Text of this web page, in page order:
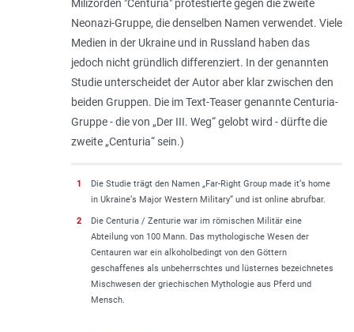
Milizorden "Centuria" protestierte gegen die zweite
Neonazi-Gruppe, die denselben Namen verwendet. Viele
Medien in der Ukraine und in Russland haben das
jedoch nicht gründlich differenziert. In der genannten
Studie unterscheidet der Autor aber klar zwischen den
beiden Gruppen. Die im Text-Teaser genannte Centuria-
Gruppe - die von „Der III. Weg“ gelobt wird - dürfte die
zweite „Centuria“ sein.)
1
Die Studie trägt den Namen „Far-Right Group made it‘s home
in Ukraine‘s Major Western Military“ und ist online abrufbar.
2
Die Centuria / Zenturie war im römischen Militär eine
Abteilung von 100 Mann. Das mythologische Wesen der
Centauren war ein alkoholbedingt von den Göttern
geschaffenes als unbeherrschtes und lüsternes bezeichnetes
Mischwesen der griechischen Mythologie aus Pferd und
Mensch.